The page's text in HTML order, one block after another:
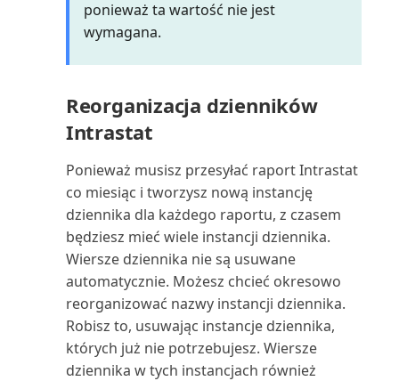
(raport)
Zapas: możliwość
wyprodukowania (czas) (raport)
Zapasy: szczegóły transakcji
(raport)
Zapasy wg projektów (raport)
Zapisy zysków/strat z umowy
(raport)
Zasób: lista (raport)
ponieważ ta wartość nie jest
wymagana.
Reorganizacja dzienników
Intrastat
Ponieważ musisz przesyłać raport Intrastat
co miesiąc i tworzysz nową instancję
dziennika dla każdego raportu, z czasem
będziesz mieć wiele instancji dziennika.
Wiersze dziennika nie są usuwane
automatycznie. Możesz chcieć okresowo
reorganizować nazwy instancji dziennika.
Robisz to, usuwając instancje dziennika,
których już nie potrzebujesz. Wiersze
dziennika w tych instancjach również